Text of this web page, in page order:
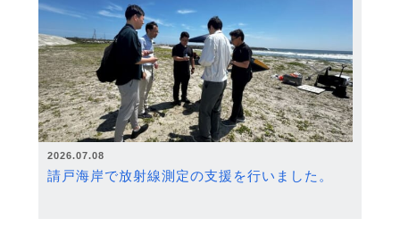
2026.07.08
請戸海岸で放射線測定の支援を行いました。